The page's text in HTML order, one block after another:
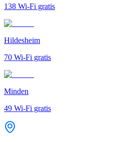
138 Wi-Fi gratis
Hildesheim
70 Wi-Fi gratis
Minden
49 Wi-Fi gratis